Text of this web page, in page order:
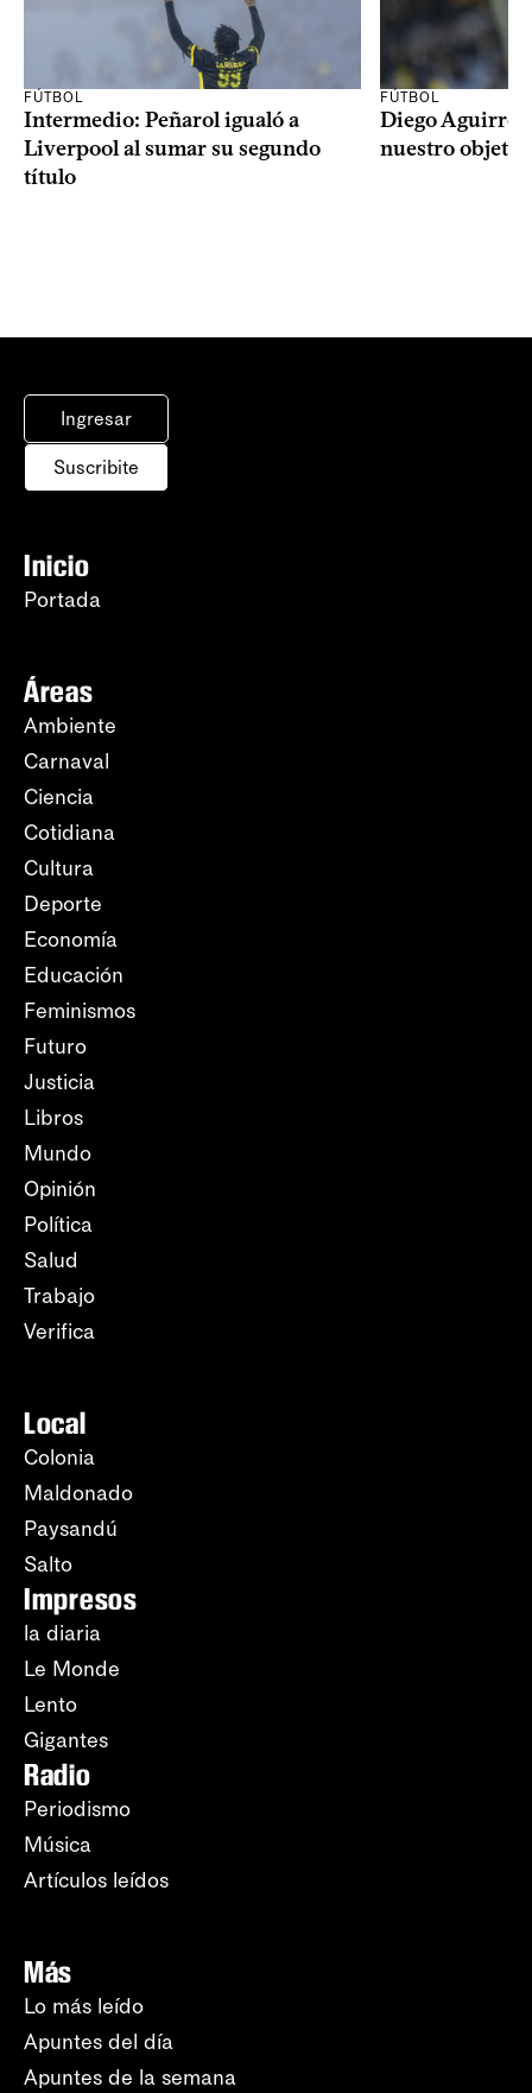
FÚTBOL
Intermedio: Peñarol igualó a
Liverpool al sumar su segundo
título
FÚTBOL
Diego Aguirre:
nuestro
Ingresar
Suscribite
Inicio
Portada
Áreas
Ambiente
Carnaval
Ciencia
Cotidiana
Cultura
Deporte
Economía
Educación
Feminismos
Futuro
Justicia
Libros
Mundo
Opinión
Política
Salud
Trabajo
Verifica
Local
Colonia
Maldonado
Paysandú
Salto
Impresos
la diaria
Le Monde
Lento
Gigantes
Radio
Periodismo
Música
Artículos leídos
Más
Lo más leído
Apuntes del día
Apuntes de la semana